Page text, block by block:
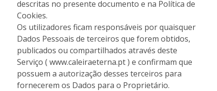
descritas no presente documento e na Política de
Cookies.
Os utilizadores ficam responsáveis por quaisquer
Dados Pessoais de terceiros que forem obtidos,
publicados ou compartilhados através deste
Serviço ( www.caleiraeterna.pt ) e confirmam que
possuem a autorização desses terceiros para
fornecerem os Dados para o Proprietário.